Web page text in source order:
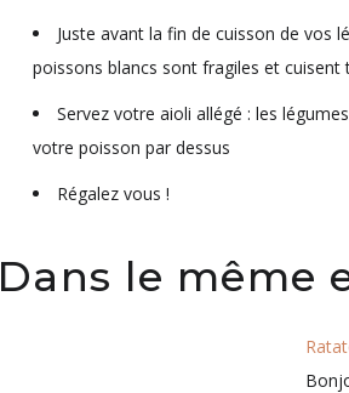
Juste avant la fin de cuisson de vos
poissons blancs sont fragiles et cuisent
Servez votre aioli allégé : les
votre poisson par dessus
Régalez vous !
Dans le même